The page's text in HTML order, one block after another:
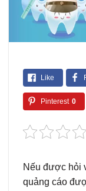
Like
Pinterest 0
Nếu được hỏi
quảng cáo